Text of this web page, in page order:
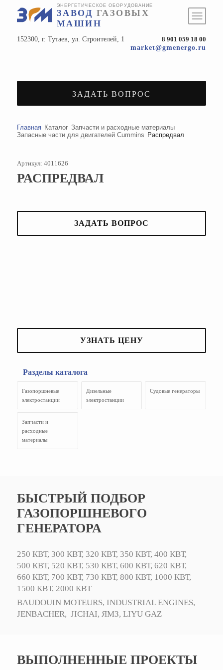
ЭНЕРГЕТИЧЕСКОЕ ОБОРУДОВАНИЕ
ЗАВОД ГАЗОВЫХ
МАШИН
152300, г. Тутаев, ул. Строителей, 1
8 901 059 18 00
market@gmenergo.ru
ЗАДАТЬ ВОПРОС
Главная Каталог Запчасти и расходные материалы
Запасные части для двигателей Cummins Распредвал
Артикул: 4011626
РАСПРЕДВАЛ
ЗАДАТЬ ВОПРОС
УЗНАТЬ ЦЕНУ
Разделы каталога
Газопоршневые
электростанции
Дизельные
электростанции
Судовые генераторы
Запчасти и
расходные
материалы
БЫСТРЫЙ ПОДБОР
ГАЗОПОРШНЕВОГО
ГЕНЕРАТОРА
250 КВТ, 300 КВТ, 320 КВТ, 350 КВТ, 400 КВТ,
500 КВТ, 520 КВТ, 530 КВТ, 600 КВТ, 620 КВТ,
660 КВТ, 700 КВТ, 730 КВТ, 800 КВТ, 1000 КВТ,
1500 КВТ, 2000 КВТ
BAUDOUIN MOTEURS, INDUSTRIAL ENGINES,
JENBACHER, JICHAI, ЯМЗ, LIYU GAZ
ВЫПОЛНЕННЫЕ ПРОЕКТЫ